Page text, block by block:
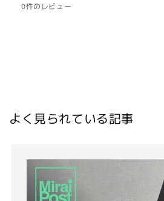
0件のレビュー
よく見られている記事